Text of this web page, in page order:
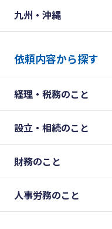
九州・沖縄
依頼内容から探す
経理・税務のこと
設立・相続のこと
財務のこと
人事労務のこと